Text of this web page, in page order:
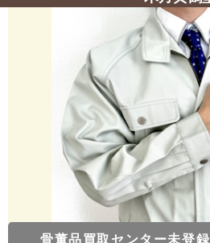
骨董品買取センター未登録